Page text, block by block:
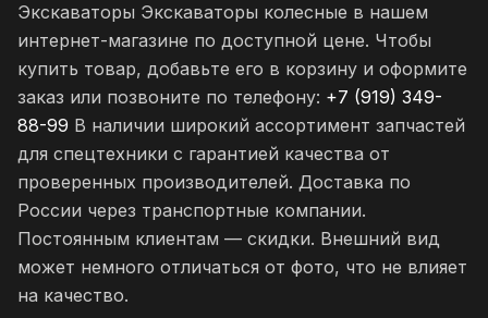
Экскаваторы Экскаваторы колесные в нашем
интернет-магазине по доступной цене. Чтобы
купить товар, добавьте его в корзину и оформите
заказ или позвоните по телефону: +7 (919) 349-
88-99 В наличии широкий ассортимент запчастей
для спецтехники с гарантией качества от
проверенных производителей. Доставка по
России через транспортные компании.
Постоянным клиентам — скидки. Внешний вид
может немного отличаться от фото, что не влияет
на качество.